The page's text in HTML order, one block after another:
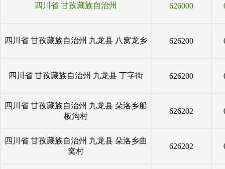
四川省 甘孜藏族自治州 626000
四川省 甘孜藏族自治州 九龙县 八窝龙乡 626200
四川省 甘孜藏族自治州 九龙县 丁字街 626200
四川省 甘孜藏族自治州 九龙县 朵洛乡船
板沟村
626202
四川省 甘孜藏族自治州 九龙县 朵洛乡曲
窝村
626202